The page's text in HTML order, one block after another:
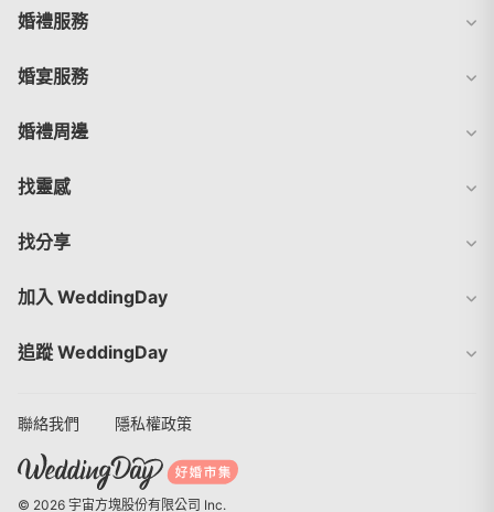
婚禮服務
婚宴服務
婚禮周邊
找靈感
找分享
加入 WeddingDay
追蹤 WeddingDay
聯絡我們 隱私權政策
© 2026 宇宙方塊股份有限公司 Inc.